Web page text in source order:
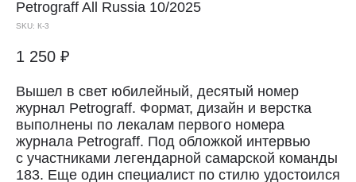
Petrograff All Russia 10/2025
SKU: К-3
1 250 ₽
Вышел в свет юбилейный, десятый номер
журнал Petrograff. Формат, дизайн и верстка
выполнены по лекалам первого номера
журнала Petrograff. Под обложкой интервью
с участниками легендарной самарской команды
183. Еще один специалист по стилю удостоился